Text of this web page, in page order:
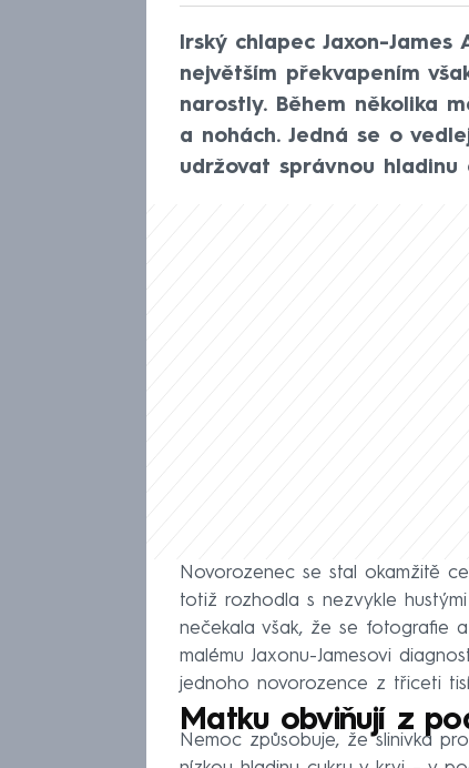
Irský chlapec Jaxon-
největším překvapením
narostly. Během několika
a nohách. Jedná se o
udržovat správnou hladinu
Novorozenec se stal okamžitě
totiž rozhodla s nezvykle
nečekala však, že se fotografie
malému Jaxonu-Jamesovi
jednoho novorozence z třiceti
Matku obviňují z
Nemoc způsobuje, že slinivka